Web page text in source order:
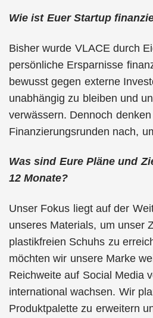
Wie ist Euer Startup
Bisher wurde VLACE durch
persönliche Ersparnisse
bewusst gegen externe
unabhängig zu bleiben und
verwässern. Dennoch
Finanzierungsrunden nach,
Was sind Eure Pläne und
12 Monate?
Unser Fokus liegt auf der
unseres Materials, um unser
plastikfreien Schuhs zu
möchten wir unsere Marke
Reichweite auf Social Media
international wachsen. Wir
Produktpalette zu erweitern